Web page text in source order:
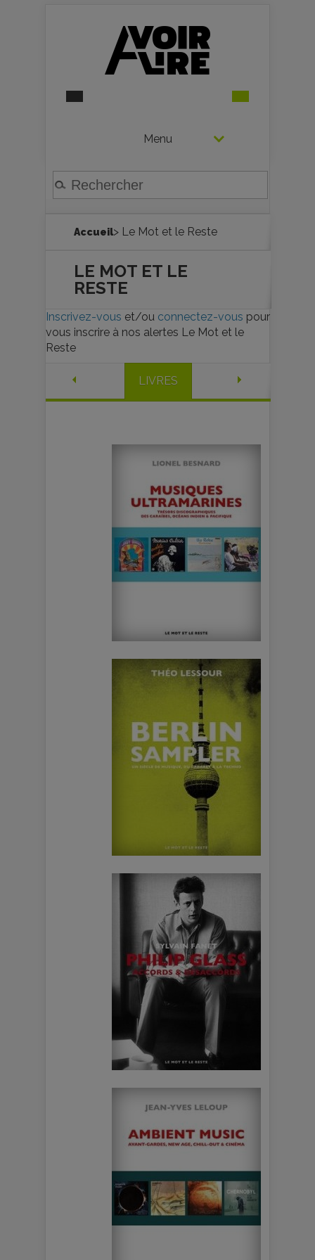
Menu
Accueil> Le Mot et le Reste
LE MOT ET LE
RESTE
Inscrivez-vous et/ou connectez-vous pour
vous inscrire à nos alertes Le Mot et le
Reste
LIVRES